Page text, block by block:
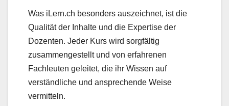
Was iLern.ch besonders auszeichnet, ist die
Qualität der Inhalte und die Expertise der
Dozenten. Jeder Kurs wird sorgfältig
zusammengestellt und von erfahrenen
Fachleuten geleitet, die ihr Wissen auf
verständliche und ansprechende Weise
vermitteln.